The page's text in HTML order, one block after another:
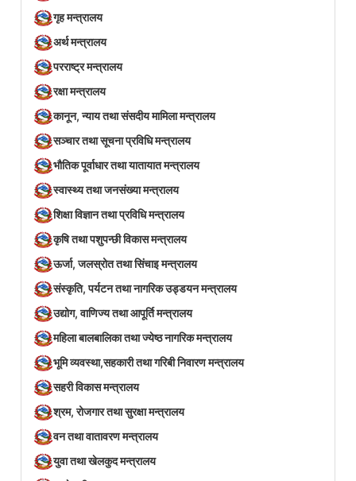
गृह मन्त्रालय
अर्थ मन्त्रालय
परराष्ट्र मन्त्रालय
रक्षा मन्त्रालय
कानून, न्याय तथा संसदीय मामिला मन्त्रालय
सञ्‍चार तथा सूचना प्रविधि मन्त्रालय
भौतिक पूर्वाधार तथा यातायात मन्त्रालय
स्वास्थ्य तथा जनसंख्या मन्त्रालय
शिक्षा विज्ञान तथा प्रविधि मन्त्रालय
कृषि तथा पशुपन्छी विकास मन्त्रालय
ऊर्जा, जलस्रोत तथा सिंचाइ मन्त्रालय
संस्कृति, पर्यटन तथा नागरिक उड्डयन मन्त्रालय
उद्योग, वाणिज्य तथा आपूर्ति मन्त्रालय
महिला बालबालिका तथा ज्येष्ठ नागरिक मन्त्रालय
भूमि व्यवस्था,सहकारी तथा गरिबी निवारण मन्त्रालय
सहरी विकास मन्त्रालय
श्रम, रोजगार तथा सुरक्षा मन्त्रालय
वन तथा वातावरण मन्त्रालय
युवा तथा खेलकुद मन्त्रालय